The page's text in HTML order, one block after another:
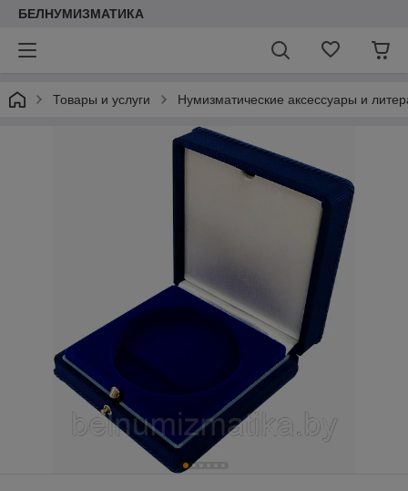
БЕЛНУМИЗМАТИКА
Товары и услуги Нумизматические аксессуары и